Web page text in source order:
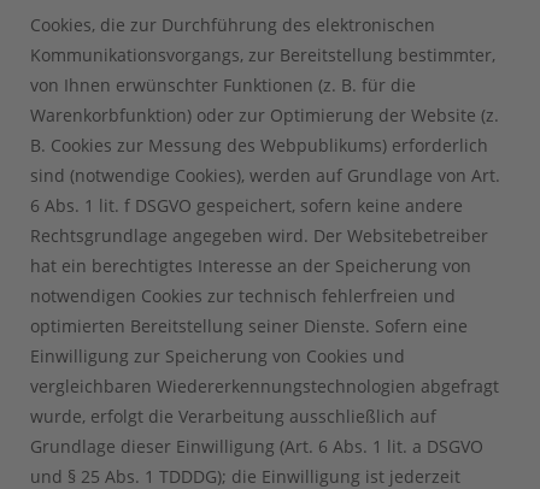
Cookies, die zur Durchführung des elektronischen
Kommunikationsvorgangs, zur Bereitstellung bestimmter,
von Ihnen erwünschter Funktionen (z. B. für die
Warenkorbfunktion) oder zur Optimierung der Website (z.
B. Cookies zur Messung des Webpublikums) erforderlich
sind (notwendige Cookies), werden auf Grundlage von Art.
6 Abs. 1 lit. f DSGVO gespeichert, sofern keine andere
Rechtsgrundlage angegeben wird. Der Websitebetreiber
hat ein berechtigtes Interesse an der Speicherung von
notwendigen Cookies zur technisch fehlerfreien und
optimierten Bereitstellung seiner Dienste. Sofern eine
Einwilligung zur Speicherung von Cookies und
vergleichbaren Wiedererkennungstechnologien abgefragt
wurde, erfolgt die Verarbeitung ausschließlich auf
Grundlage dieser Einwilligung (Art. 6 Abs. 1 lit. a DSGVO
und § 25 Abs. 1 TDDDG); die Einwilligung ist jederzeit